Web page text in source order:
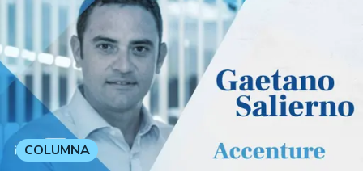
COLUMNA